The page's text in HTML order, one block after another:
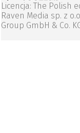
Licencja: The Polish
Raven Media sp. z
Group GmbH & Co.